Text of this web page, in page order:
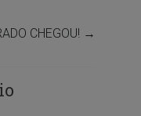
CHEGOU! →